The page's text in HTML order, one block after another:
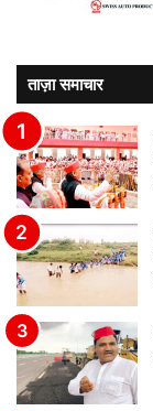
ताज़ा समाचार